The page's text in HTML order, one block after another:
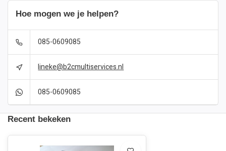
Hoe mogen we je helpen?
085-0609085
lineke@b2cmultiservices.nl
085-0609085
Recent bekeken